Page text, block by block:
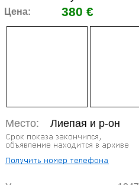
Цена: 380 €
Место: Лиепая и р-он